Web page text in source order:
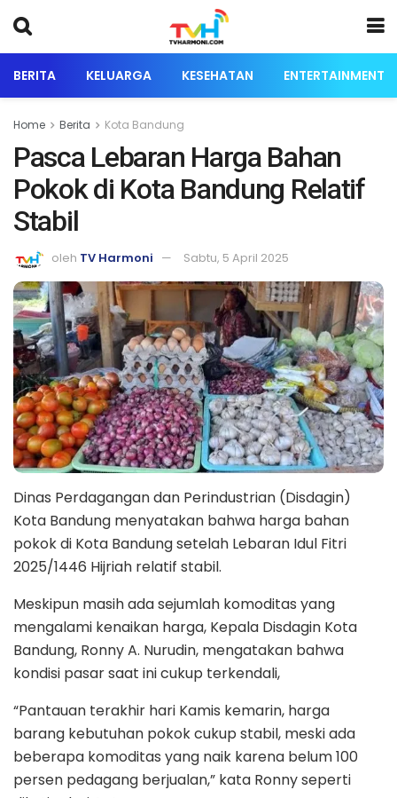
BERITA KELUARGA KESEHATAN ENTERTAINMENT
Home Berita Kota Bandung
Pasca Lebaran Harga Bahan
Pokok di Kota Bandung Relatif
Stabil
oleh TV Harmoni Sabtu, 5 April 2025
Dinas Perdagangan dan Perindustrian (Disdagin)
Kota Bandung menyatakan bahwa harga bahan
pokok di Kota Bandung setelah Lebaran Idul Fitri
2025/1446 Hijriah relatif stabil.
Meskipun masih ada sejumlah komoditas yang
mengalami kenaikan harga, Kepala Disdagin Kota
Bandung, Ronny A. Nurudin, mengatakan bahwa
kondisi pasar saat ini cukup terkendali,
“Pantauan terakhir hari Kamis kemarin, harga
barang kebutuhan pokok cukup stabil, meski ada
beberapa komoditas yang naik karena belum 100
persen pedagang berjualan,” kata Ronny seperti